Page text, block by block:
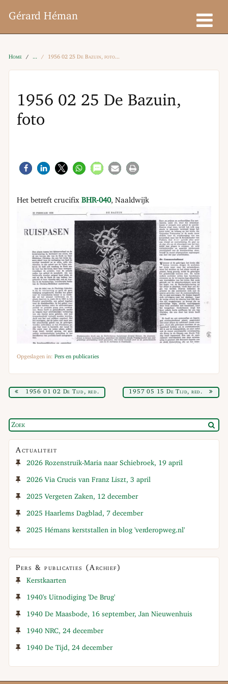
Gérard Héman
Home 1956 02 25 De Bazuin, foto
1956 02 25 De Bazuin,
foto
Het betreft crucifixBHR-040, Naaldwijk
Opgeslagen in: Pers en publicaties
1956 01 02 De Tijd, red. 1957 05 15 De Tijd, red.
Actualiteit
2026 Rozenstruik-Maria naar Schiebroek, 19 april
2026 Via Crucis van Franz Liszt, 3 april
2025 Vergeten Zaken, 12 december
2025 Haarlems Dagblad, 7 december
2025 Hémans kerststallen in blog 'verderopweg.nl'
Pers & publicaties (Archief)
Kerstkaarten
1940's Uitnodiging 'De Brug'
1940 De Maasbode, 16 september, Jan Nieuwenhuis
1940 NRC, 24 december
1940 De Tijd, 24 december